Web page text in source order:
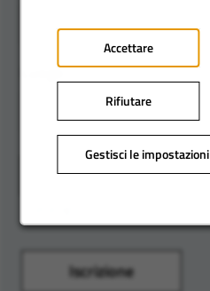
Accettare
Rifiutare
Gestisci le impostazioni
Luogo
Aggiungi
Iscrizione